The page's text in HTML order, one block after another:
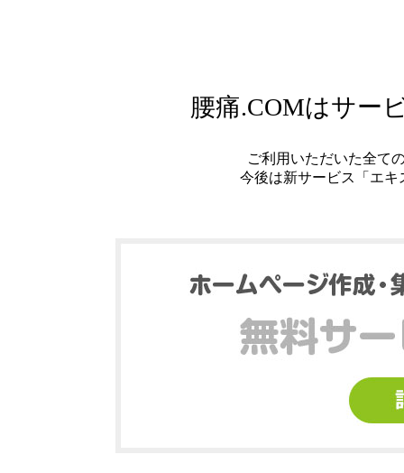
腰痛.COMはサー
ご利用いただいた全て
今後は新サービス「エ